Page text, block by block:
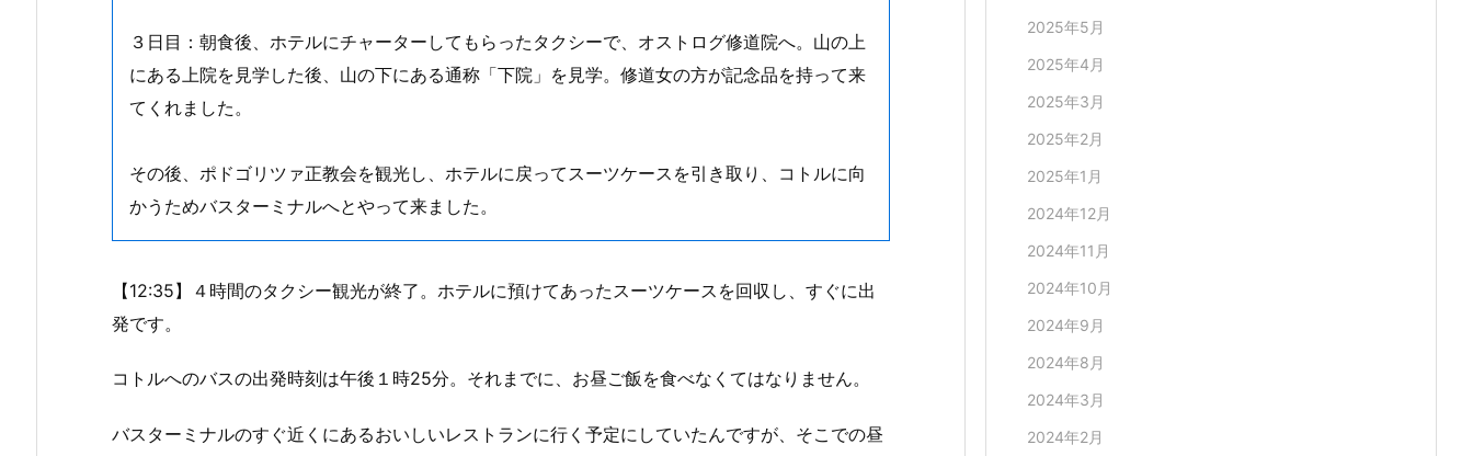
３日目：朝食後、ホテルにチャーターしてもらったタクシーで、オストログ修道院へ。山の上
にある上院を見学した後、山の下にある通称「下院」を見学。修道女の方が記念品を持って来
てくれました。
その後、ポドゴリツァ正教会を観光し、ホテルに戻ってスーツケースを引き取り、コトルに向
かうためバスターミナルへとやって来ました。
【12:35】４時間のタクシー観光が終了。ホテルに預けてあったスーツケースを回収し、すぐに出
発です。
コトルへのバスの出発時刻は午後１時25分。それまでに、お昼ご飯を食べなくてはなりません。
バスターミナルのすぐ近くにあるおいしいレストランに行く予定にしていたんですが、そこでの昼
2025年5月
2025年4月
2025年3月
2025年2月
2025年1月
2024年12月
2024年11月
2024年10月
2024年9月
2024年8月
2024年3月
2024年2月